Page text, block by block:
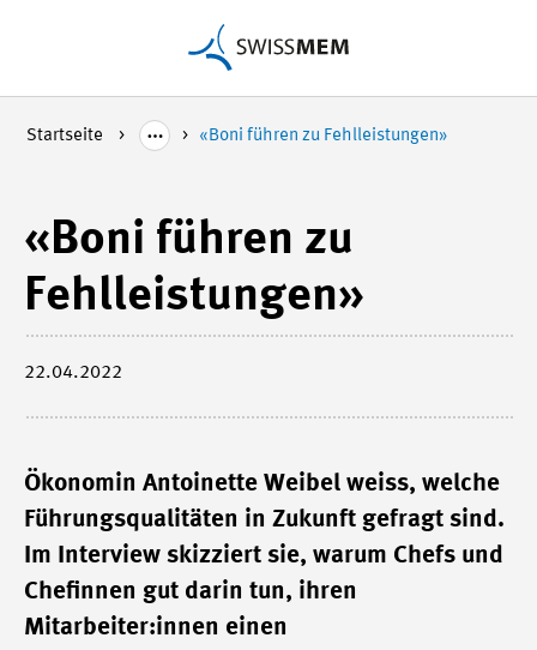
Startseite «Boni führen zu Fehlleistungen»
«Boni führen zu
Fehlleistungen»
22.04.2022
Ökonomin Antoinette Weibel weiss, welche
Führungsqualitäten in Zukunft gefragt sind.
Im Interview skizziert sie, warum Chefs und
Chefinnen gut darin tun, ihren
Mitarbeiter:innen einen